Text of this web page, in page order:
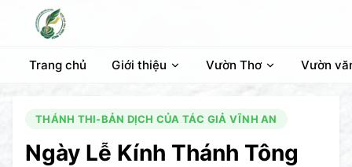
Trang chủ Giới thiệu Vườn Thơ Vườn
THÁNH THI-BẢN DỊCH CỦA TÁC GIẢ VĨNH AN
Ngày Lễ Kính Thánh Tông